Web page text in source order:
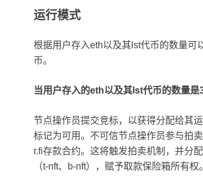
运行模式
根据用户存入eth以及其lst代币的数量可
币。
当用户存入的eth以及其lst代币的数量是
节点操作员提交竞标，以获得分配给其
标记为可用。不可信节点操作员参与拍
r.fi存款合约。这将触发拍卖机制，并分
（t-nft、b-nft），赋予取款保险箱所有